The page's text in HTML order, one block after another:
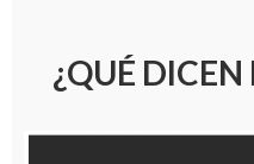
¿QUÉ DICEN